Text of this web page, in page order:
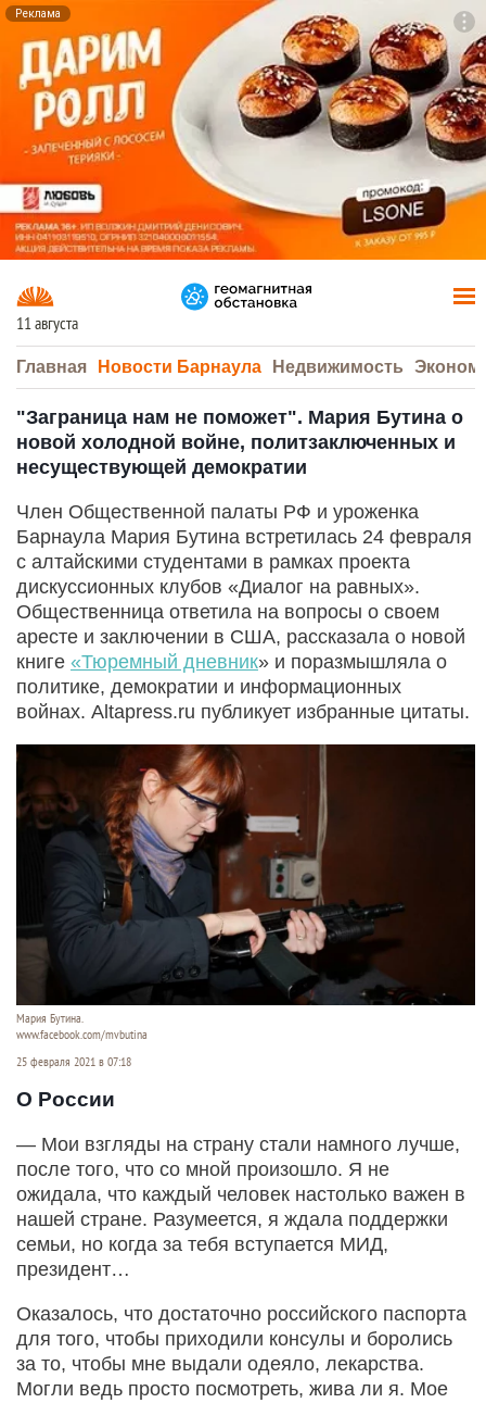
Реклама
11 августа
Главная Новости Барнаула Недвижимость
"Заграница нам не поможет". Мария Бутина о
новой холодной войне, политзаключенных и
несуществующей демократии
Член Общественной палаты РФ и уроженка
Барнаула Мария Бутина встретилась 24 февраля
с алтайскими студентами в рамках проекта
дискуссионных клубов «Диалог на равных».
Общественница ответила на вопросы о своем
аресте и заключении в США, рассказала о новой
книге «Тюремный дневник» и поразмышляла о
политике, демократии и информационных
войнах. Altapress.ru публикует избранные цитаты.
Мария Бутина.
www.facebook.com/mvbutina
25 февраля 2021 в 07:18
О России
— Мои взгляды на страну стали намного лучше,
после того, что со мной произошло. Я не
ожидала, что каждый человек настолько важен в
нашей стране. Разумеется, я ждала поддержки
семьи, но когда за тебя вступается МИД,
президент…
Оказалось, что достаточно российского паспорта
для того, чтобы приходили консулы и боролись
за то, чтобы мне выдали одеяло, лекарства.
Могли ведь просто посмотреть, жива ли я. Мое